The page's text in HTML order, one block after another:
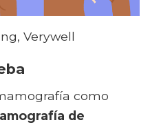
Verywell
como
de